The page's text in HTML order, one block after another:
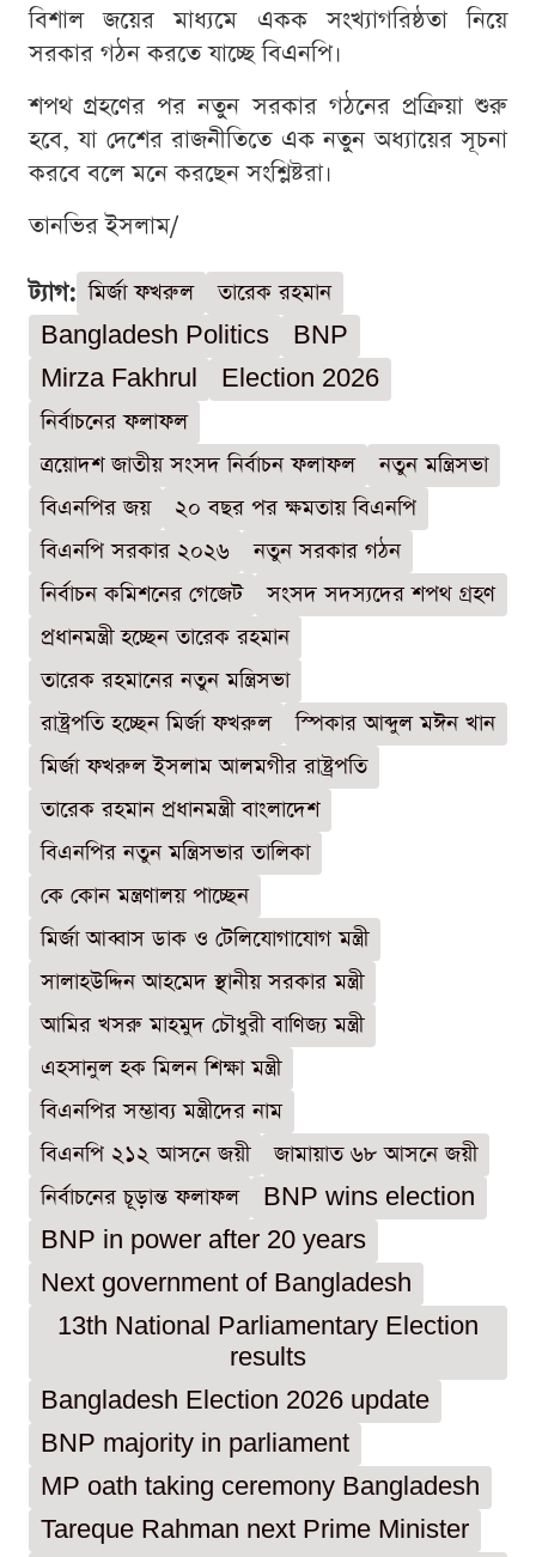
বিশাল জয়ের মাধ্যমে একক সংখ্যাগরিষ্ঠতা নিয়ে
সরকার গঠন করতে যাচ্ছে বিএনপি।
শপথ গ্রহণের পর নতুন সরকার গঠনের প্রক্রিয়া শুরু
হবে, যা দেশের রাজনীতিতে এক নতুন অধ্যায়ের সূচনা
করবে বলে মনে করছেন সংশ্লিষ্টরা।
তানভির ইসলাম/
ট্যাগ: মির্জা ফখরুল
তারেক রহমান
Bangladesh Politics
BNP
Mirza Fakhrul
Election 2026
নির্বাচনের ফলাফল
ত্রয়োদশ জাতীয় সংসদ নির্বাচন ফলাফল
নতুন মন্ত্রিসভা
বিএনপির জয়
২০ বছর পর ক্ষমতায় বিএনপি
বিএনপি সরকার ২০২৬
নতুন সরকার গঠন
নির্বাচন কমিশনের গেজেট
সংসদ সদস্যদের শপথ গ্রহণ
প্রধানমন্ত্রী হচ্ছেন তারেক রহমান
তারেক রহমানের নতুন মন্ত্রিসভা
রাষ্ট্রপতি হচ্ছেন মির্জা ফখরুল
স্পিকার আব্দুল মঈন খান
মির্জা ফখরুল ইসলাম আলমগীর রাষ্ট্রপতি
তারেক রহমান প্রধানমন্ত্রী বাংলাদেশ
বিএনপির নতুন মন্ত্রিসভার তালিকা
কে কোন মন্ত্রণালয় পাচ্ছেন
মির্জা আব্বাস ডাক ও টেলিযোগাযোগ মন্ত্রী
সালাহউদ্দিন আহমেদ স্থানীয় সরকার মন্ত্রী
আমির খসরু মাহমুদ চৌধুরী বাণিজ্য মন্ত্রী
এহসানুল হক মিলন শিক্ষা মন্ত্রী
বিএনপির সম্ভাব্য মন্ত্রীদের নাম
বিএনপি ২১২ আসনে জয়ী
জামায়াত ৬৮ আসনে জয়ী
নির্বাচনের চূড়ান্ত ফলাফল
BNP wins election
BNP in power after 20 years
Next government of Bangladesh
13th National Parliamentary Election
results
Bangladesh Election 2026 update
BNP majority in parliament
MP oath taking ceremony Bangladesh
Tareque Rahman next Prime Minister